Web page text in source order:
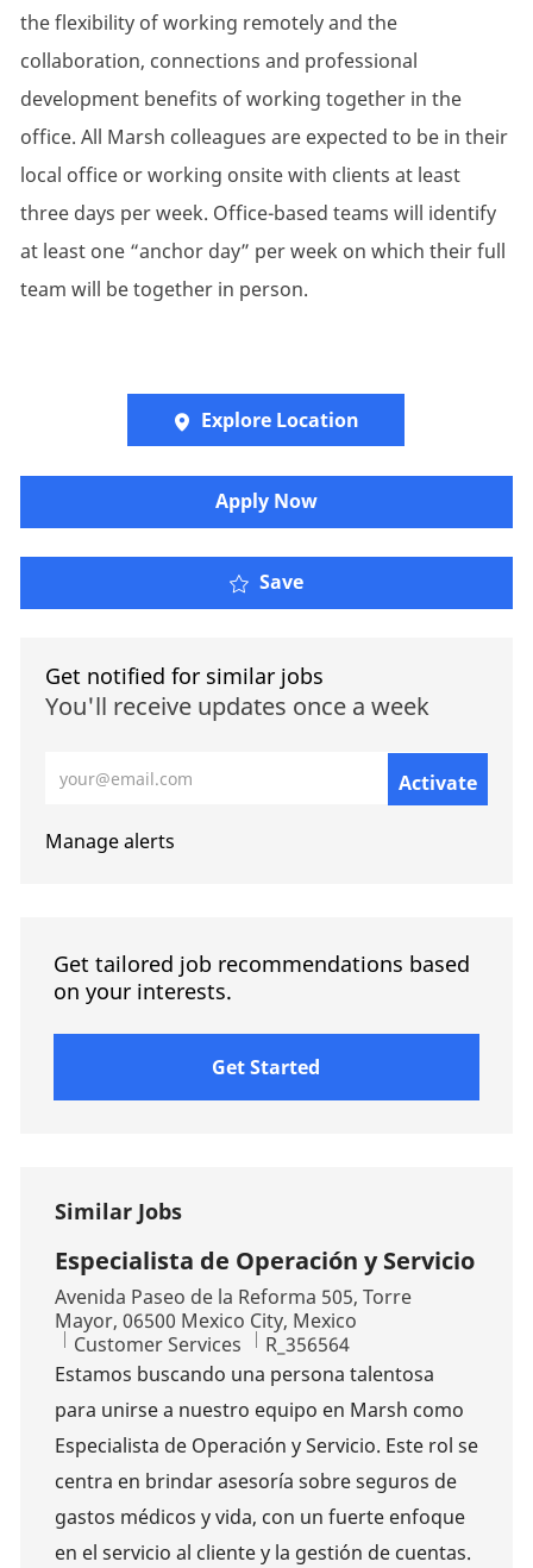
the flexibility of working remotely and the
collaboration, connections and professional
development benefits of working together in the
office. All Marsh colleagues are expected to be in their
local office or working onsite with clients at least
three days per week. Office-based teams will identify
at least one “anchor day” per week on which their full
team will be together in person.
Explore Location
​​​Apply Now
Save
Get notified for similar jobs
You'll receive updates once a week
Activate
Manage alerts
Get tailored job recommendations based
on your interests.
Get Started
Similar Jobs
Especialista de Operación y Servicio
Location
Avenida Paseo de la Reforma 505, Torre
Mayor, 06500 Mexico City, Mexico
Category
Customer Services Job Id
R_356564
Estamos buscando una persona talentosa
para unirse a nuestro equipo en Marsh como
Especialista de Operación y Servicio. Este rol se
centra en brindar asesoría sobre seguros de
gastos médicos y vida, con un fuerte enfoque
en el servicio al cliente y la gestión de cuentas.